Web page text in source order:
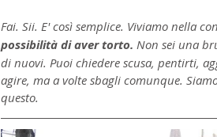
Fai. Sii. E' così semplice. Viviamo nella
possibilità di aver torto. Non sei una
di nuovi. Puoi chiedere scusa, pentirti,
agire, ma a volte sbagli comunque.
questo.